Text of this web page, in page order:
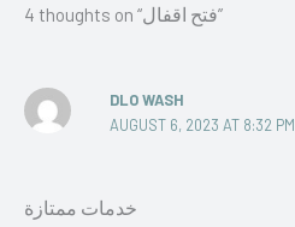
4 thoughts on “فتح اقفال”
DLO WASH
AUGUST 6, 2023 AT 8:32 PM
خدمات ممتازة